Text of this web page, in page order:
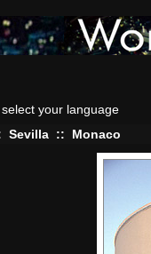
your language
Sevilla :: Monaco